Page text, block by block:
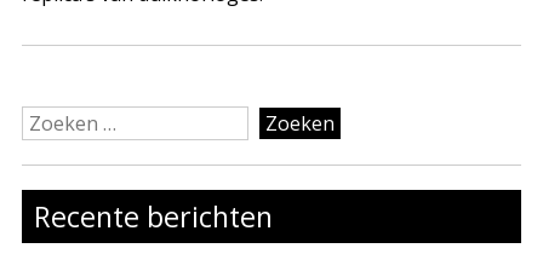
Zoeken
naar:
Recente berichten